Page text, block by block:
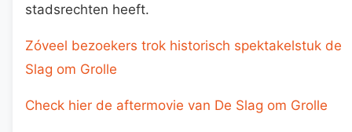
stadsrechten heeft.
Zóveel bezoekers trok historisch spektakelstuk de
Slag om Grolle
Check hier de aftermovie van De Slag om Grolle